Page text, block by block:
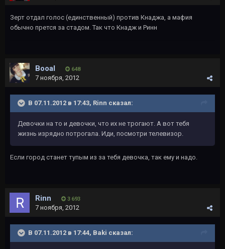
Зерт отдал голос (единственный) против Кнаджа, а мафия
обычно прется за стадом. Так что Кнадж и Ринн
Booal 648
7 ноября, 2012
В 07.11.2012 в 17:43, Rinn сказал:
Девочки на то и девочки, что их не трогают. А вот тебя
жизнь изрядно потрогала. Иди, посмотри телевизор.
Если город станет тупым из за тебя девочка, так ему и надо.
Rinn 3 693
7 ноября, 2012
В 07.11.2012 в 17:44, Baki сказал: